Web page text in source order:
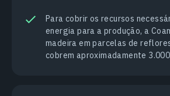
Para cobrir os recursos
energia para a produção, a
madeira em parcelas de
cobrem aproximadamente